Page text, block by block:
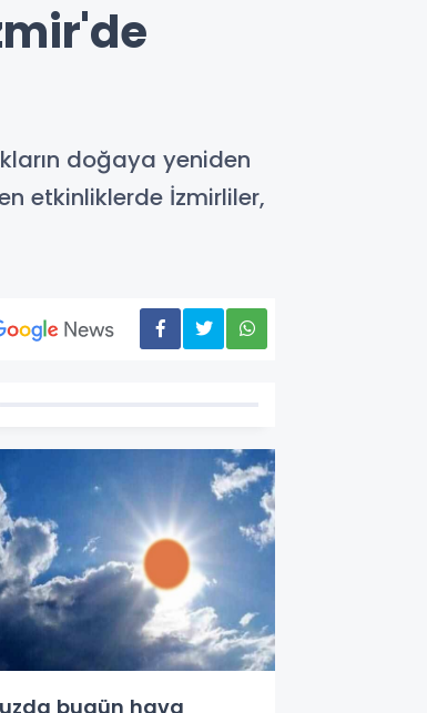
doğaya yeniden
etkinliklerde İzmirliler,
bugün hava